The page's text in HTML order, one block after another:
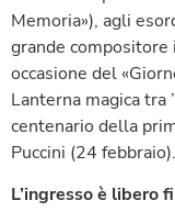
Memoria»), agli
grande
occasione del
Lanterna magica tra
centenario della
Puccini (24 febbraio).
L’ingresso è libero